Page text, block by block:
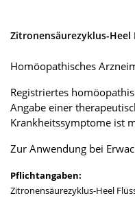
Zitronensäurezyklus-
Homöopathisches
Registriertes
Angabe einer
Krankheitssymptome ist
Zur Anwendung bei
Pflichtangaben:
Zitronensäurezyklus-Heel